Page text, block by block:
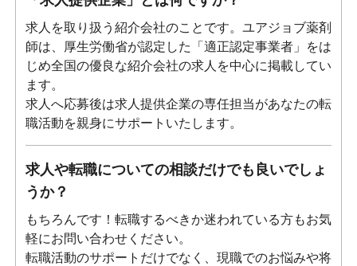
求人を取り扱う紹介会社のことです。ユアジョブ薬剤
師は、厚生労働省が認定した「適正認定事業者」をは
じめ全国の優良な紹介会社の求人を中心に掲載してい
ます。
求人へ応募後は求人提供企業の専任担当があなたの転
職活動を親身にサポートいたします。
求人や転職についての相談だけでも良いでしょ
うか？
もちろんです！転職するべきか迷われている方もお気
軽にお問い合わせください。
転職活動のサポートだけでなく、現職でのお悩みや将